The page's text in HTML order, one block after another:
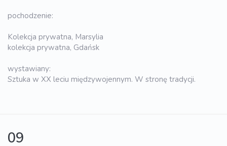
pochodzenie:
Kolekcja prywatna, Marsylia
kolekcja prywatna, Gdańsk
wystawiany:
Sztuka w XX leciu międzywojennym. W stronę tradycji.
09